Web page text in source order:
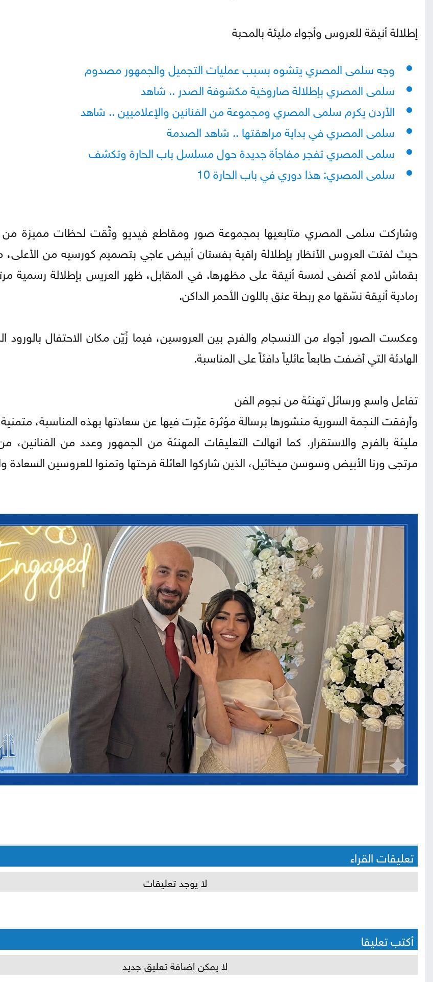
إطلالة أنيقة للعروس وأجواء مليئة بالمحبة
وجه سلمى المصري يتشوه بسبب عمليات التجميل والجمهور مصدوم
سلمى المصري بإطلالة صاروخية مكشوفة الصدر .. شاهد
الأردن يكرم سلمى المصري ومجموعة من الفنانين والإعلاميين .. شاهد
سلمى المصري في بداية مراهقتها .. شاهد الصدمة
سلمى المصري تفجر مفاجأة جديدة حول مسلسل باب الحارة وتكشف
سلمى المصري: هذا دوري في باب الحارة 10
وشاركت سلمى المصري متابعيها بمجموعة صور ومقاطع فيديو وثّقت لحظات مميزة من
حيث لفتت العروس الأنظار بإطلالة راقية بفستان أبيض عاجي بتصميم كورسيه من الأعلى،
بقماش لامع أضفى لمسة أنيقة على مظهرها. في المقابل، ظهر العريس بإطلالة رسمية
رمادية أنيقة نسّقها مع ربطة عنق باللون الأحمر الداكن.
وعكست الصور أجواء من الانسجام والفرح بين العروسين، فيما زُيّن مكان الاحتفال بالورود
الهادئة التي أضفت طابعاً عائلياً دافئاً على المناسبة.
تفاعل واسع ورسائل تهنئة من نجوم الفن
وأرفقت النجمة السورية منشورها برسالة مؤثرة عبّرت فيها عن سعادتها بهذه المناسبة،
مليئة بالفرح والاستقرار. كما انهالت التعليقات المهنئة من الجمهور وعدد من
مرتجى ورنا الأبيض وسوسن ميخائيل، الذين شاركوا العائلة فرحتها وتمنوا للعروسين السعادة
تعليقات القراء
لا يوجد تعليقات
أكتب تعليقا
لا يمكن اضافة تعليق جديد